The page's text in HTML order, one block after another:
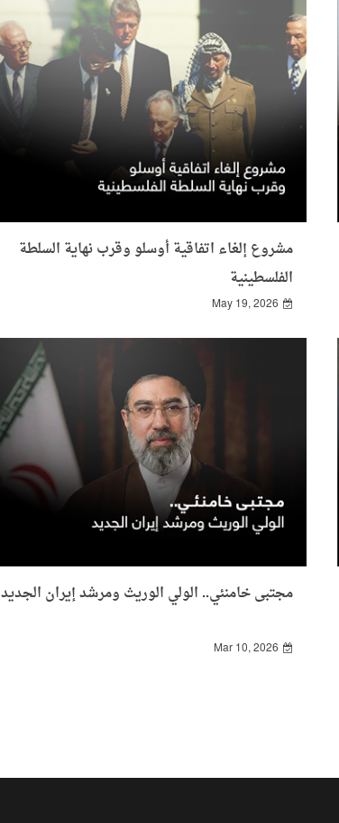
مشروع إلغاء اتفاقية أوسلو وقرب نهاية السلطة
الفلسطينية
May 19, 2026
مجتبى خامنئي.. الولي الوريث ومرشد إيران الجديد
Mar 10, 2026